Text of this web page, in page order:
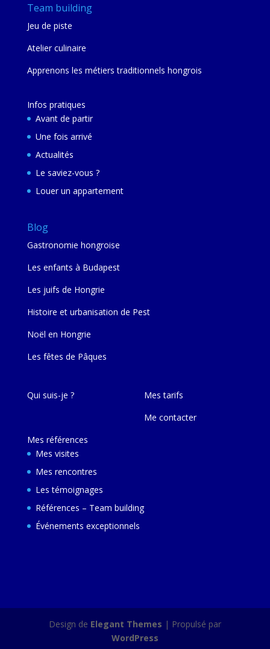
Team building
Jeu de piste
Atelier culinaire
Apprenons les métiers traditionnels hongrois
Infos pratiques
Avant de partir
Une fois arrivé
Actualités
Le saviez-vous ?
Louer un appartement
Blog
Gastronomie hongroise
Les enfants à Budapest
Les juifs de Hongrie
Histoire et urbanisation de Pest
Noël en Hongrie
Les fêtes de Pâques
Qui suis-je ?
Mes références
Mes visites
Mes rencontres
Les témoignages
Références – Team building
Événements exceptionnels
Mes tarifs
Me contacter
Design de Elegant Themes | Propulsé par
WordPress